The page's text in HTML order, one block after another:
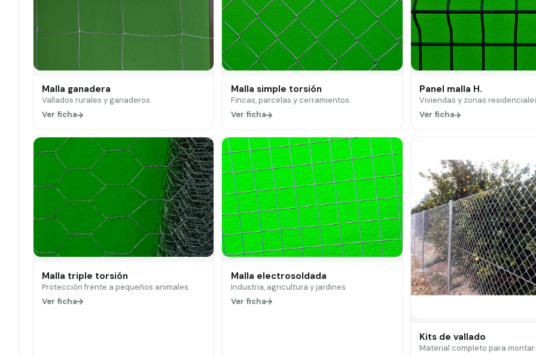
Malla ganadera
Vallados rurales y ganaderos.
Ver ficha
Malla simple torsión
Fincas, parcelas y cerramientos.
Ver ficha
Panel malla H.
Viviendas y zonas
Ver ficha
Malla triple torsión
Protección frente a pequeños animales.
Ver ficha
Malla electrosoldada
Industria, agricultura y jardines.
Ver ficha
Kits de vallado
Material completo para montar.